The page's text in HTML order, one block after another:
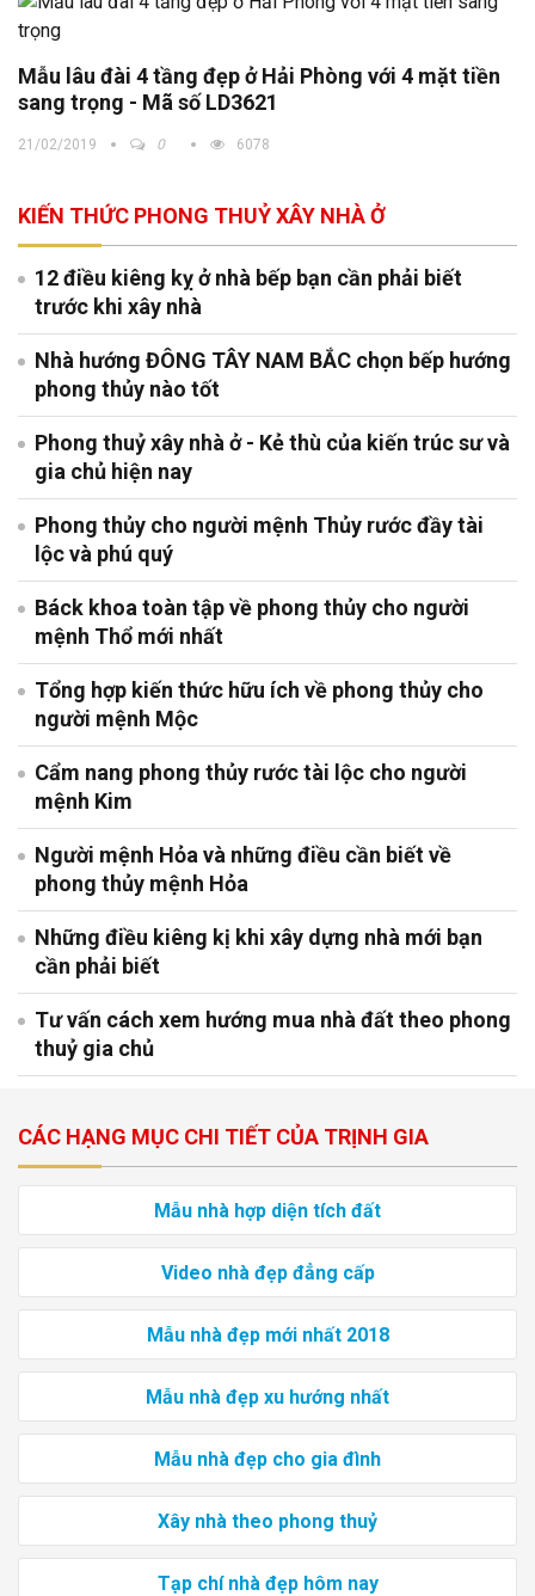
Mẫu lâu đài 4 tầng đẹp ở Hải Phòng với 4 mặt tiền
sang trọng - Mã số LD3621
21/02/2019 0 6078
KIẾN THỨC PHONG THUỶ XÂY NHÀ Ở
12 điều kiêng kỵ ở nhà bếp bạn cần phải biết
trước khi xây nhà
Nhà hướng ĐÔNG TÂY NAM BẮC chọn bếp hướng
phong thủy nào tốt
Phong thuỷ xây nhà ở - Kẻ thù của kiến trúc sư và
gia chủ hiện nay
Phong thủy cho người mệnh Thủy rước đầy tài
lộc và phú quý
Báck khoa toàn tập về phong thủy cho người
mệnh Thổ mới nhất
Tổng hợp kiến thức hữu ích về phong thủy cho
người mệnh Mộc
Cẩm nang phong thủy rước tài lộc cho người
mệnh Kim
Người mệnh Hỏa và những điều cần biết về
phong thủy mệnh Hỏa
Những điều kiêng kị khi xây dựng nhà mới bạn
cần phải biết
Tư vấn cách xem hướng mua nhà đất theo phong
thuỷ gia chủ
CÁC HẠNG MỤC CHI TIẾT CỦA TRỊNH GIA
Mẫu nhà hợp diện tích đất
Video nhà đẹp đẳng cấp
Mẫu nhà đẹp mới nhất 2018
Mẫu nhà đẹp xu hướng nhất
Mẫu nhà đẹp cho gia đình
Xây nhà theo phong thuỷ
Tạp chí nhà đẹp hôm nay